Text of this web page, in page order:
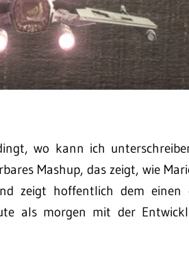
wo kann ich
Mashup, das zeigt, wie
zeigt hoffentlich dem einen
als morgen mit der